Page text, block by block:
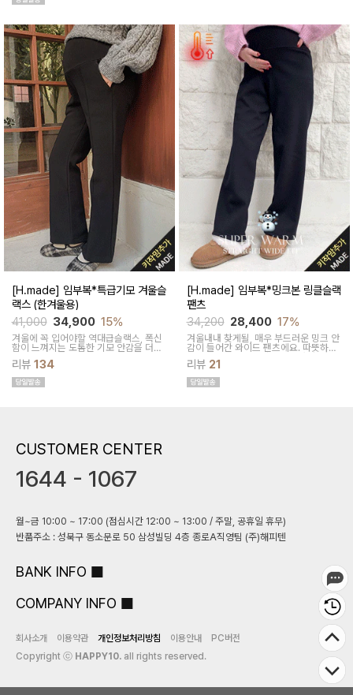
[H.made] 임부복*특급기모 겨울슬
랙스 (한겨울용)
41,000 34,900 15%
겨울에 꼭 입어야할 역대급슬랙스, 폭신
함이 느껴지는 도톰한 기모 안감을 더해
포근해 한겨울까지 입기 좋은핀턱 부츠
컷 슬랙스, 데일리,출근룩 어디에나 찰떡
코디!
리뷰 134
[H.made] 임부복*밍크본 링클슬랙
팬츠
34,200 28,400 17%
겨울내내 찾게될, 매우 부드러운 밍크 안
감이 들어간 와이드 팬츠에요. 따뜻하고
포근함은 물론이고 깔끔한 스타일로 디
자인 되어서 어디서 어떻게 입어도 잘 어
울려요!
리뷰 21
CUSTOMER CENTER
1644 - 1067
월~금 10:00 ~ 17:00 (점심시간 12:00 ~ 13:00 / 주말, 공휴일 휴무)
반품주소 : 성북구 동소문로 50 삼성빌딩 4층 종로A직영팀 (주)해피텐
BANK INFO
COMPANY INFO
회사소개 이용약관 개인정보처리방침 이용안내
PC버전
Copyright ⓒ HAPPY10. all rights reserved.